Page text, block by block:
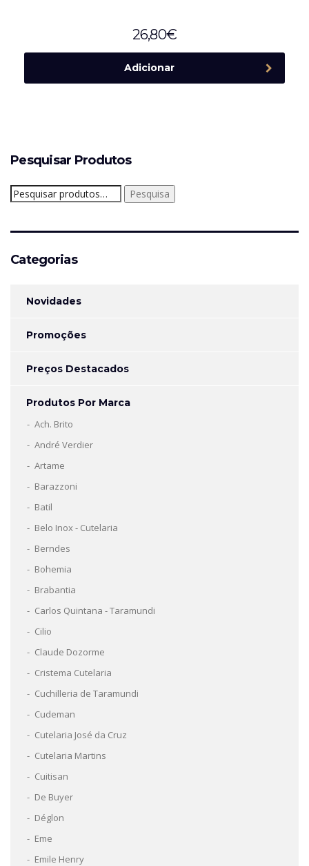
26,80€
Adicionar
Pesquisar Produtos
Pesquisar
por:
Pesquisa
Categorias
Novidades
Promoções
Preços Destacados
Produtos Por Marca
Ach. Brito
André Verdier
Artame
Barazzoni
Batil
Belo Inox - Cutelaria
Berndes
Bohemia
Brabantia
Carlos Quintana - Taramundi
Cilio
Claude Dozorme
Cristema Cutelaria
Cuchilleria de Taramundi
Cudeman
Cutelaria José da Cruz
Cutelaria Martins
Cuitisan
De Buyer
Déglon
Eme
Emile Henry